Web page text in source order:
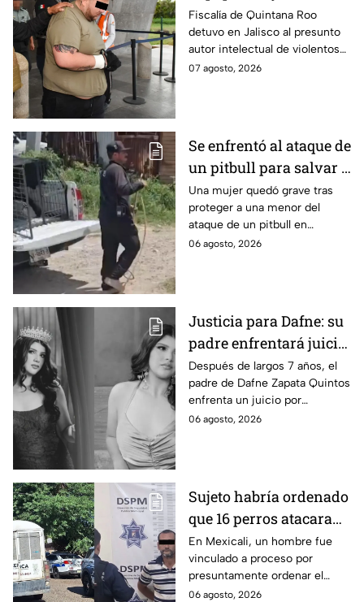
prioritario en Playa del
Carmen
Fiscalía de Quintana Roo
detuvo en Jalisco al presunto
autor intelectual de violentos
ataques en fraccionamientos
07 agosto, 2026
Se enfrentó al ataque de
un pitbull para salvar a
una menor; hoy lucha
por su vida en Zapopan
Una mujer quedó grave tras
proteger a una menor del
ataque de un pitbull en
Zapopan; la víctima sufrió
06 agosto, 2026
Justicia para Dafne: su
padre enfrentará juicio
por presunto abuso
cometido en 2019 en
Tamaulipas
Después de largos 7 años, el
padre de Dafne Zapata Quintos
enfrenta un juicio por
presuntamente abusar de la
06 agosto, 2026
Sujeto habría ordenado
que 16 perros atacaran
a su hermana con
discapacidad en
Mexicali, BC
En Mexicali, un hombre fue
vinculado a proceso por
presuntamente ordenar el
ataque de 16 perros contra su
06 agosto, 2026